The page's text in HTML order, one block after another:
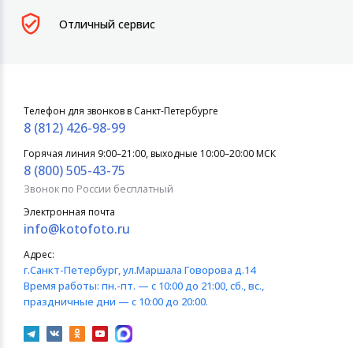
Отличный сервис
Телефон для звонков в Санкт-Петербурге
8 (812) 426-98-99
Горячая линия 9:00–21:00, выходные 10:00–20:00 МСК
8 (800) 505-43-75
Звонок по России бесплатный
Электронная почта
info@kotofoto.ru
Адрес:
г.Санкт-Петербург, ул.Маршала Говорова д.14
Время работы: пн.-пт. — с 10:00 до 21:00, сб., вс.,
праздничные дни — с 10:00 до 20:00.